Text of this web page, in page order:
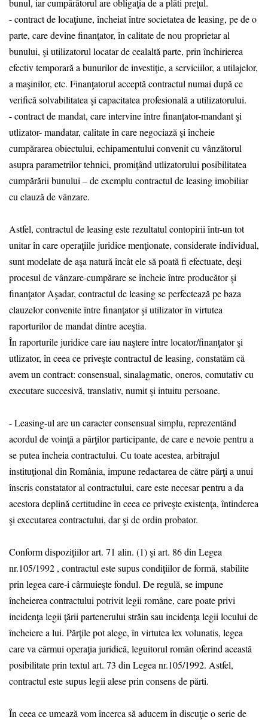
bunul, iar cumpărătorul are obligaţia de a plăti preţul.
- contract de locaţiune, încheiat între societatea de leasing, pe de o
parte, care devine finanţator, în calitate de nou proprietar al
bunului, şi utilizatorul locatar de cealaltă parte, prin închirierea
efectiv temporară a bunurilor de investiţie, a serviciilor, a utilajelor,
a maşinilor, etc. Finanţatorul acceptă contractul numai după ce
verifică solvabilitatea şi capacitatea profesională a utilizatorului.
- contract de mandat, care intervine între finanţator-mandant şi
utlizator- mandatar, calitate în care negociază şi încheie
cumpărarea obiectului, echipamentului convenit cu vânzătorul
asupra parametrilor tehnici, promiţând utlizatorului posibilitatea
cumpărării bunului – de exemplu contractul de leasing imobiliar
cu clauză de vânzare.
Astfel, contractul de leasing este rezultatul contopirii într-un tot
unitar în care operaţiile juridice menţionate, considerate individual,
sunt modelate de aşa natură încât ele să poată fi efectuate, deşi
procesul de vânzare-cumpărare se încheie între producător şi
finanţator Aşadar, contractul de leasing se perfectează pe baza
clauzelor convenite între finanţator şi utilizator în virtutea
raporturilor de mandat dintre aceştia.
În raporturile juridice care iau naştere între locator/finanţator şi
utlizator, în ceea ce priveşte contractul de leasing, constatăm că
avem un contract: consensual, sinalagmatic, oneros, comutativ cu
executare succesivă, translativ, numit şi intuitu persoane.
- Leasing-ul are un caracter consensual simplu, reprezentând
acordul de voinţă a părţilor participante, de care e nevoie pentru a
se putea încheia contractului. Cu toate acestea, arbitrajul
instituţional din România, impune redactarea de către părţi a unui
înscris constatator al contractului, care este necesar pentru a da
acestora deplină certitudine în ceea ce priveşte existenţa, întinderea
şi executarea contractului, dar şi de ordin probator.
Conform dispoziţiilor art. 71 alin. (1) şi art. 86 din Legea
nr.105/1992 , contractul este supus condiţiilor de formă, stabilite
prin legea care-i cârmuieşte fondul. De regulă, se impune
încheierea contractului potrivit legii române, care poate privi
incidenţa legii ţării partenerului străin sau incidenţa legii locului de
încheiere a lui. Părţile pot alege, în virtutea lex volunatis, legea
care va cârmui operaţia juridică, leguitorul român oferind această
posibilitate prin textul art. 73 din Legea nr.105/1992. Astfel,
contractul este supus legii alese prin consens de părti.
În ceea ce umează vom încerca să aducem în discuţie o serie de